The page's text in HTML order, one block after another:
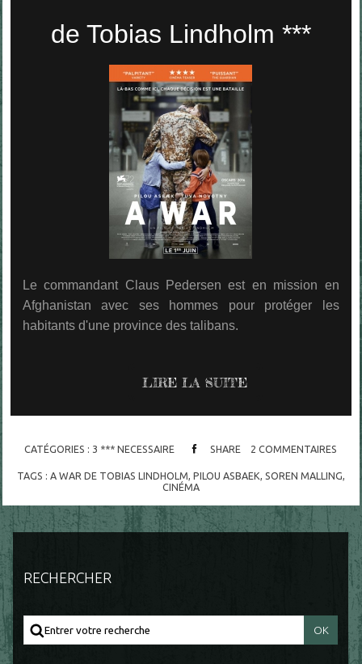
de Tobias Lindholm ***
Le commandant Claus Pedersen est en mission en
Afghanistan avec ses hommes pour protéger les
habitants d'une province des talibans.
LIRE LA SUITE
CATÉGORIES : 3 *** NECESSAIRE SHARE 2 COMMENTAIRES
TAGS : A WAR DE TOBIAS LINDHOLM PILOU ASBAEK SOREN MALLING
CINÉMA
RECHERCHER